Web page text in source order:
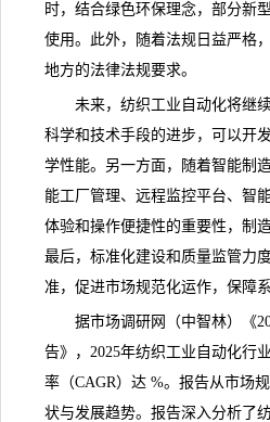
时，结合绿色环保理念，部分新
使用。此外，随着法规日益严格
地方的法律法规要求。
未来，纺织工业自动化将继续
科学和技术手段的进步，可以开
学性能。另一方面，随着智能制
能工厂管理、远程监控平台、智
体验和操作便捷性的重要性，制
最后，标准化建设和质量监管力
准，促进市场规范化运作，保障
据市场调研网（中智林）《
告》，2025年纺织工业自动化行
率（CAGR）达 %。报告从市场
状与发展趋势。报告深入分析了